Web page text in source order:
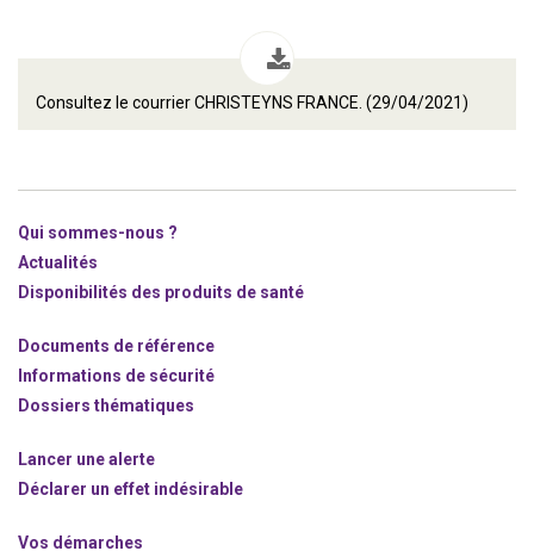
Consultez le courrier CHRISTEYNS FRANCE. (29/04/2021)
Qui sommes-nous ?
Actualités
Disponibilités des produits de santé
Documents de référence
Informations de sécurité
Dossiers thématiques
Lancer une alerte
Déclarer un effet indésirable
Vos démarches